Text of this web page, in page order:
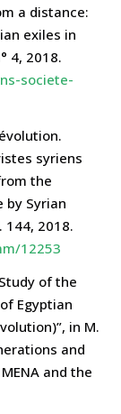
a distance:
exiles in
4, 2018.
societe-
syriens
the
by Syrian
144, 2018.
12253
of the
Egyptian
in M.
and
and the